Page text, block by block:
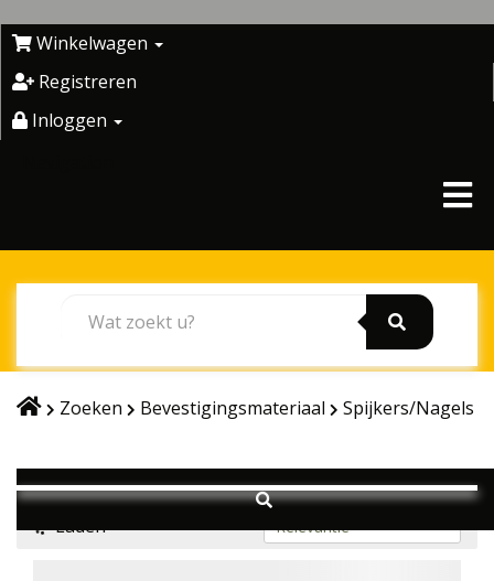
to
content
Winkelwagen
Registreren
Inloggen
Zoeken Bevestigingsmateriaal Spijkers/Nagels
Laden